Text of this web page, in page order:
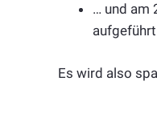
… und am
aufgeführt
Es wird also